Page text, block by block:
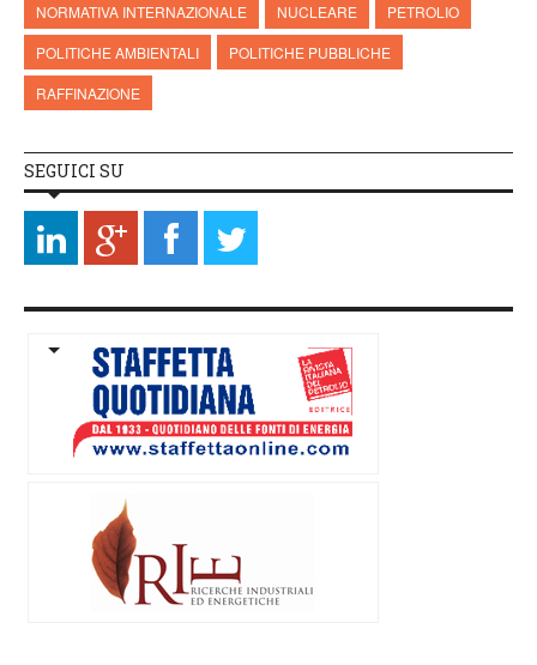
NORMATIVA INTERNAZIONALE
NUCLEARE
PETROLIO
POLITICHE AMBIENTALI
POLITICHE PUBBLICHE
RAFFINAZIONE
SEGUICI SU